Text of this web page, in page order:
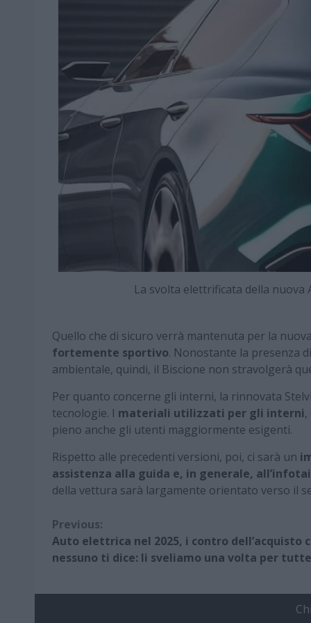
La svolta elettrificata della nuova
Quello che di sicuro verrà mantenuta per la
fortemente sportivo. Nonostante la presenza
ambientale, quindi, il Biscione non stravolgerà
Per quanto concerne gli interni, la rinnovata
tecnologie. I materiali utilizzati per gli interni
pieno anche gli utenti maggiormente esigenti.
Rispetto alle precedenti versioni, poi, ci sarà un
assistenza alla guida e, in generale,
della vettura sarà largamente orientato verso il
Continue
Reading
Previous:
Auto elettrica nel 2025, i contro dell’acquisto
nessuno ti dice: li sveliamo una volta per tutte